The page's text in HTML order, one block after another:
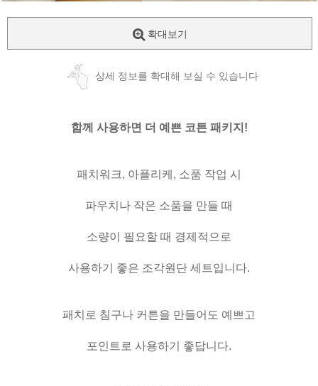
확대보기
상세 정보를 확대해 보실 수 있습니다
함께 사용하면 더 예쁜 코튼 패키지!
패치워크, 아플리케, 소품 작업 시
파우치나 작은 소품을 만들 때
소량이 필요할 때 경제적으로
사용하기 좋은 조각원단 세트입니다.
패치로 침구나 커튼을 만들어도 예쁘고
포인트로 사용하기 좋답니다.